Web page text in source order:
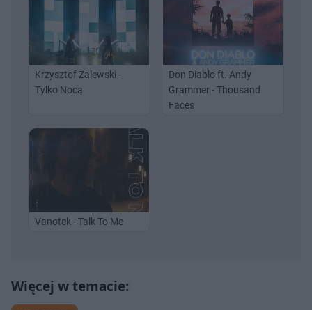
Krzysztof Zalewski -
Tylko Nocą
Don Diablo ft. Andy
Grammer - Thousand
Faces
Vanotek - Talk To Me